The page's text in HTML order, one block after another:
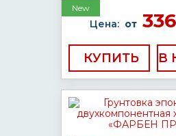
New
Цена: от 336
КУПИТЬ